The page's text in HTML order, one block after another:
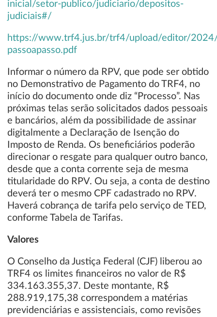
inicial/setor-publico/judiciario/depositos-
judiciais#/
https://www.trf4.jus.br/trf4/upload/editor/
passoapasso.pdf
Informar o número da RPV, que pode ser obtido
no Demonstrativo de Pagamento do TRF4, no
início do documento onde diz “Processo”. Nas
próximas telas serão solicitados dados pessoais
e bancários, além da possibilidade de assinar
digitalmente a Declaração de Isenção do
Imposto de Renda. Os beneficiários poderão
direcionar o resgate para qualquer outro banco,
desde que a conta corrente seja de mesma
titularidade do RPV. Ou seja, a conta de destino
deverá ter o mesmo CPF cadastrado no RPV.
Haverá cobrança de tarifa pelo serviço de TED,
conforme Tabela de Tarifas.
Valores
O Conselho da Justiça Federal (CJF) liberou ao
TRF4 os limites financeiros no valor de R$
334.163.355,37. Deste montante, R$
288.919,175,38 correspondem a matérias
previdenciárias e assistenciais, como revisões